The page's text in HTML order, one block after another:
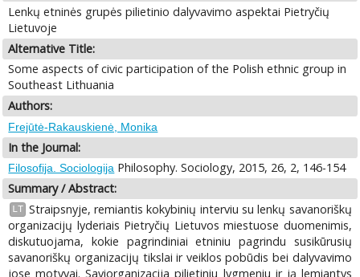
Lenkų etninės grupės pilietinio dalyvavimo aspektai Pietryčių
Lietuvoje
Alternative Title:
Some aspects of civic participation of the Polish ethnic group in
Southeast Lithuania
Authors:
Frejūtė-Rakauskienė, Monika
In the Journal:
Filosofija. Sociologija Philosophy. Sociology, 2015, 26, 2, 146-154
Summary / Abstract:
LT Straipsnyje, remiantis kokybinių interviu su lenkų savanoriškų
organizacijų lyderiais Pietryčių Lietuvos miestuose duomenimis,
diskutuojama, kokie pagrindiniai etniniu pagrindu susikūrusių
savanoriškų organizacijų tikslai ir veiklos pobūdis bei dalyvavimo
jose motyvai. Saviorganizacija pilietiniu lygmeniu ir ją lemiantys